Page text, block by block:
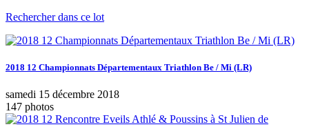
Rechercher dans ce lot
2018 12 Championnats Départementaux Triathlon Be / Mi (LR)
samedi 15 décembre 2018
147 photos